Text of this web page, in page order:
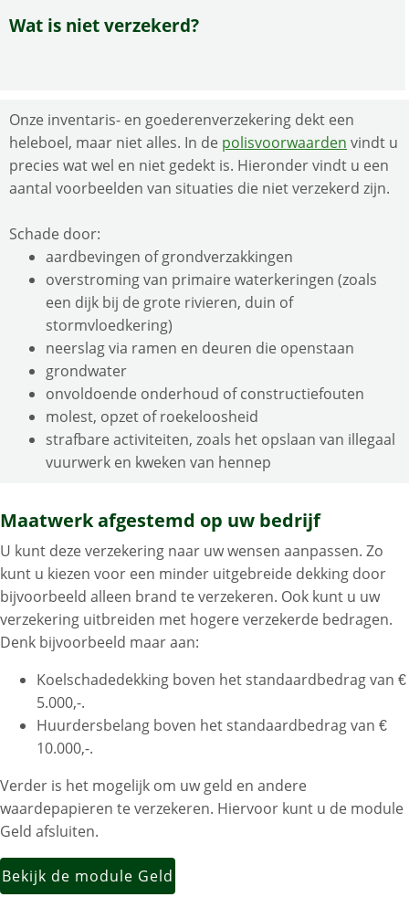
Wat is niet verzekerd?
Onze inventaris- en goederenverzekering dekt een
heleboel, maar niet alles. In de polisvoorwaarden vindt u
precies wat wel en niet gedekt is. Hieronder vindt u een
aantal voorbeelden van situaties die niet verzekerd zijn.
Schade door:
aardbevingen of grondverzakkingen
overstroming van primaire waterkeringen (zoals
een dijk bij de grote rivieren, duin of
stormvloedkering)
neerslag via ramen en deuren die openstaan
grondwater
onvoldoende onderhoud of constructiefouten
molest, opzet of roekeloosheid
strafbare activiteiten, zoals het opslaan van illegaal
vuurwerk en kweken van hennep
Maatwerk afgestemd op uw bedrijf
U kunt deze verzekering naar uw wensen aanpassen. Zo
kunt u kiezen voor een minder uitgebreide dekking door
bijvoorbeeld alleen brand te verzekeren. Ook kunt u uw
verzekering uitbreiden met hogere verzekerde bedragen.
Denk bijvoorbeeld maar aan:
Koelschadedekking boven het standaardbedrag van €
5.000,-.
Huurdersbelang boven het standaardbedrag van €
10.000,-.
Verder is het mogelijk om uw geld en andere
waardepapieren te verzekeren. Hiervoor kunt u de module
Geld afsluiten.
Bekijk de module Geld